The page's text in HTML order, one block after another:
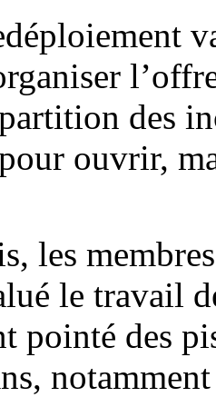
des
ouvrir,
les
le travail
pointé des